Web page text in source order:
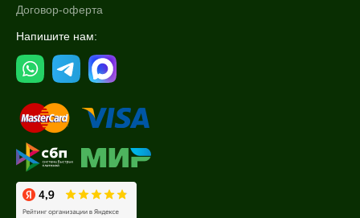
Договор-оферта
Напишите нам: